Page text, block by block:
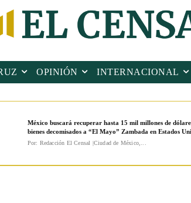
OPINIÓN INTERNACIONAL
México buscará recuperar hasta 15 mil millones de
bienes decomisados a “El Mayo” Zambada en Estados
Por: Redacción El Censal |Ciudad de México,...